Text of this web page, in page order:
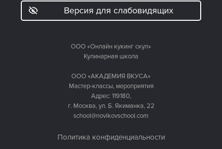
ООО «Онлайн кукинг скул»
Кулинарная школа
ООО «АКАДЕМИЯ ВКУСА»
Мастер-классы, мероприятия
Адрес: 119180,
г. Москва, ул. Б. Якиманка, 22
school@novikovschool.com
Политика конфиденциальности
Версия для слабовидящих